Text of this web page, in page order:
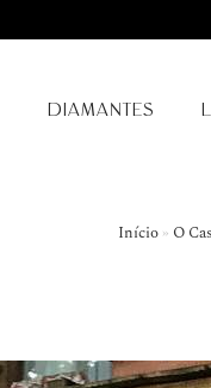
DIAMANTES
Início» O